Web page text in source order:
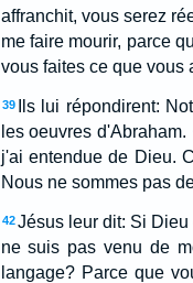
affranchit, vous serez
me faire mourir, parce
vous faites ce que vous
39
Ils lui répondirent:
les oeuvres d'Abraham.
j'ai entendue de Dieu.
Nous ne sommes pas
42 Jésus leur dit: Si
ne suis pas venu de
langage? Parce que